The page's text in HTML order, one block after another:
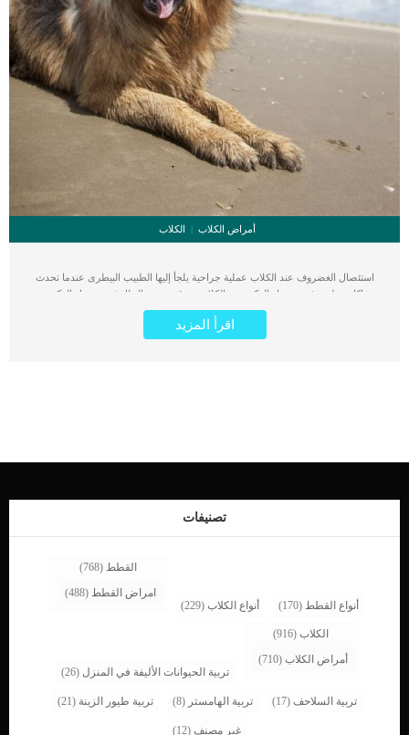
أمراض الكلاب الكلاب
استئصال الغضروف عند الكلاب عملية جراحية يلجأ إليها الطبيب البيطرى عندما تحدث
مشاكل خطيرة فى مفصل الركبة عند الكلاب. قد يحدث الخلل فى مفصل الركبة عند
الكلاب بدون اصابة او حادثة. احيانا تعود مشاكل مفصل الركبة عند الكلب الى عوامل
جينية او بسبب تداخل الرضفة “عظمة رأس الركبة” بشكل غير صحيح مما يؤدي الى
انزلاقها. اقرأ ايضا: التهاب المفاصل عند الكلاب تهدف عملية استئصال الغضروف الى ازالة
رأس الركبة”.تتم عملية استئصال جزء […]
اقرأ المزيد
تصنيفات
أنواع القطط (170) أنواع الكلاب (229)
القطط (768)
امراض القطط (488)
الكلاب (916)
أمراض الكلاب (710)
تربية الحيوانات الأليفة في المنزل (26)
تربية السلاحف (17) تربية الهامستر (8) تربية طيور الزينة (21)
غير مصنف (12)